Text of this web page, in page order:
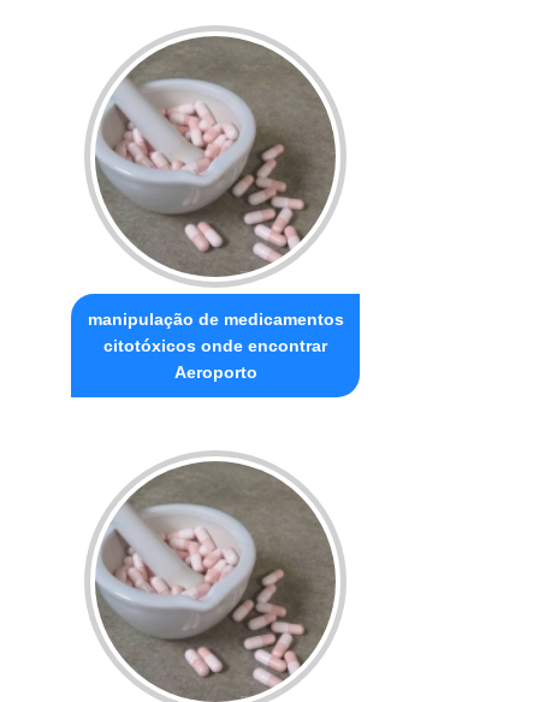
manipulação de medicamentos
citotóxicos onde encontrar
Aeroporto